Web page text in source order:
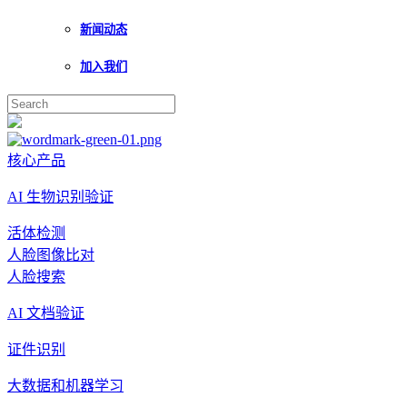
新闻动态
加入我们
核心产品
AI 生物识别验证
活体检测
人脸图像比对
人脸搜索
AI 文档验证
证件识别
大数据和机器学习